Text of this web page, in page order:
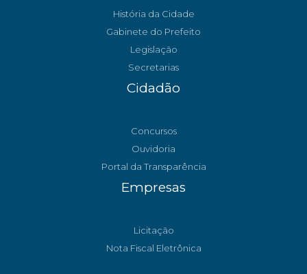
História da Cidade
Gabinete do Prefeito
Legislação
Secretarias
Cidadão
Concursos
Ouvidoria
Portal da Transparência
Empresas
Licitação
Nota Fiscal Eletrônica